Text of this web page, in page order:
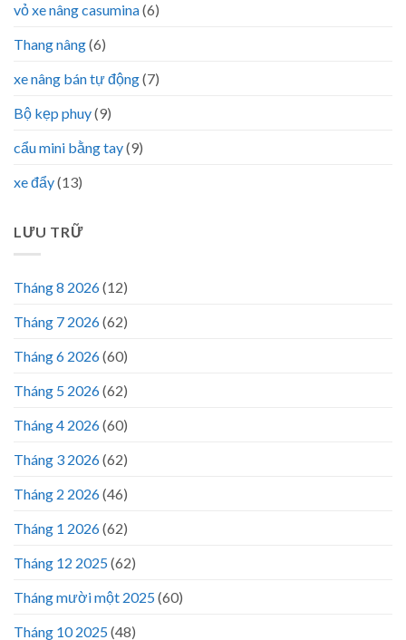
vỏ xe nâng casumina(6)
Thang nâng(6)
xe nâng bán tự động(7)
Bộ kẹp phuy(9)
cẩu mini bằng tay(9)
xe đẩy(13)
LƯU TRỮ
Tháng 8 2026(12)
Tháng 7 2026(62)
Tháng 6 2026(60)
Tháng 5 2026(62)
Tháng 4 2026(60)
Tháng 3 2026(62)
Tháng 2 2026(46)
Tháng 1 2026(62)
Tháng 12 2025(62)
Tháng mười một 2025(60)
Tháng 10 2025(48)